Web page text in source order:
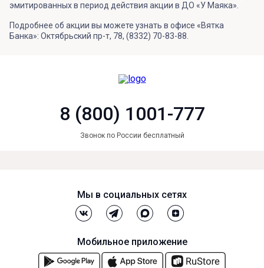
эмитированных в период действия акции в ДО «У Маяка».
Подробнее об акции вы можете узнать в офисе «Вятка
Банка»: Октябрьский пр-т, 78, (8332) 70-83-88.
8 (800) 1001-777
Звонок по России бесплатный
Мы в социальных сетях
Мобильное приложение